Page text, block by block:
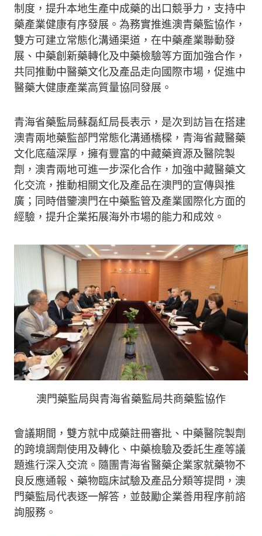
制度，提升本地生產中成藥的出口競爭力，支持中
藥產業健康有序發展。為務實推進澳青藥監協作，
雙方可建立常態化溝通渠道，在中藥產業聯動發
展、中藥創新藥轉化及中藥檢驗等方面加強合作，
共同推動中醫藥文化及產品走向國際市場，促進中
醫藥大健康產業高質量協同發展。
青海省藥監局蘇磊紅局長表示，是次到訪旨在搭建
澳青兩地藥監部門常態化溝通橋樑，青海省藏醫藥
文化底蘊深厚，擁有豐富的中藏藥資源及醫院製
劑，澳青兩地可進一步深化合作，加強中藏醫藥文
化交流，推動相關文化及產品在澳門的宣傳與推
廣；同時借鑒澳門在中藥監管及產業國際化方面的
經驗，提升企業拓展海外市場的能力和成效。
澳門藥監局與青海省藥監局共商藥監協作
會議期間，雙方就中成藥註冊審批、中藥醫院製劑
的跨境調劑使用及轉化、中藥檢驗及委託生產等議
題進行深入交流。隨團青海省醫藥企業家就藥物不
良反應通報、藥物臨床試驗及產品分類等提問，澳
門藥監局代表逐一解答，並鼓勵企業善用程序前諮
詢服務。